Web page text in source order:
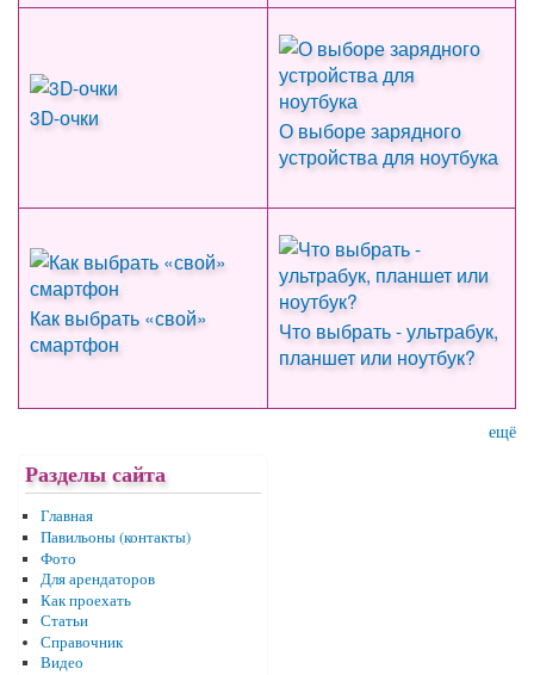
3D-очки
О выборе зарядного
устройства для ноутбука
Как выбрать «свой»
смартфон
Что выбрать - ультрабук,
планшет или ноутбук?
ещё
Разделы сайта
Главная
Павильоны (контакты)
Фото
Для арендаторов
Как проехать
Статьи
Справочник
Видео